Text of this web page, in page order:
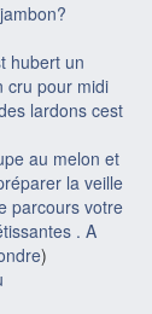
hubert un
cru pour midi
lardons cest
au melon et
la veille
parcours votre
. A
)